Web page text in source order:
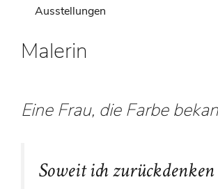
Malerin
Eine Frau, die Farbe
Soweit ich
Ausstellungen